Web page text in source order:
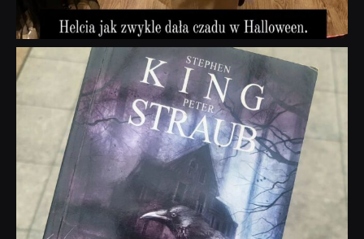
dobryhorror
Wrz 23